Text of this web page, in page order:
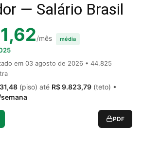
— Salário Brasil
/mês média
em 03 agosto de 2026 • 44.825
(piso) até R$ 9.823,79 (teto) •
PDF